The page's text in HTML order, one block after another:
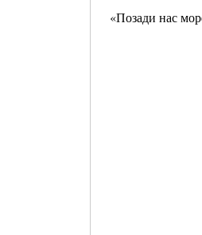
«Позади нас